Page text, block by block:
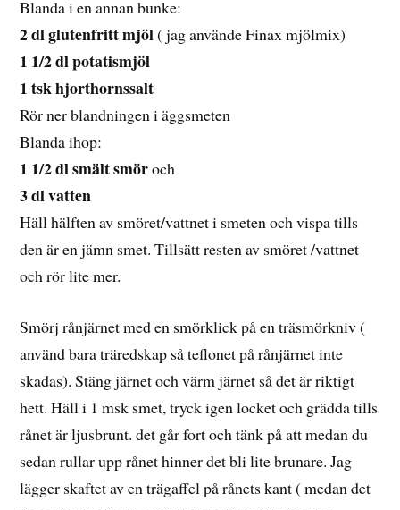
Blanda i en annan bunke:
2 dl glutenfritt mjöl( jag använde Finax mjölmix)
1 1/2 dl potatismjöl
1 tsk hjorthornssalt
Rör ner blandningen i äggsmeten
Blanda ihop:
1 1/2 dl smält smöroch
3 dl vatten
Häll hälften av smöret/vattnet i smeten och vispa tills
den är en jämn smet. Tillsätt resten av smöret /vattnet
och rör lite mer.
Smörj rånjärnet med en smörklick på en träsmörkniv (
använd bara träredskap så teflonet på rånjärnet inte
skadas). Stäng järnet och värm järnet så det är riktigt
hett. Häll i 1 msk smet, tryck igen locket och grädda tills
rånet är ljusbrunt. det går fort och tänk på att medan du
sedan rullar upp rånet hinner det bli lite brunare. Jag
lägger skaftet av en trägaffel på rånets kant ( medan det